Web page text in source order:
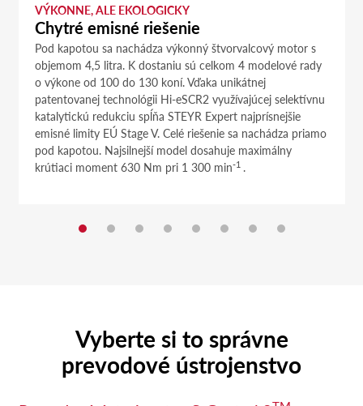
VÝKONNE, ALE EKOLOGICKY
Chytré emisné riešenie
Pod kapotou sa nachádza výkonný štvorvalcový motor s
objemom 4,5 litra. K dostaniu sú celkom 4 modelové rady
o výkone od 100 do 130 koní. Vďaka unikátnej
patentovanej technológii Hi-eSCR2 využívajúcej selektívnu
katalytickú redukciu spĺňa STEYR Expert najprísnejšie
emisné limity EÚ Stage V. Celé riešenie sa nachádza priamo
pod kapotou. Najsilnejší model dosahuje maximálny
krútiaci moment 630 Nm pri 1 300 min-1 .
Vyberte si to správne
prevodové ústrojenstvo